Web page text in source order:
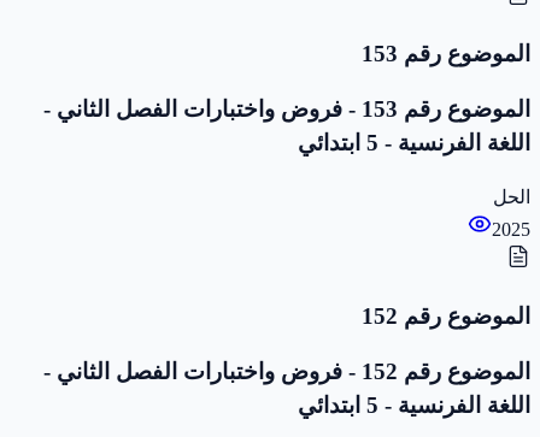
الموضوع رقم 153
الموضوع رقم 153 - فروض واختبارات الفصل الثاني -
اللغة الفرنسية - 5 ابتدائي
الحل
2025
الموضوع رقم 152
الموضوع رقم 152 - فروض واختبارات الفصل الثاني -
اللغة الفرنسية - 5 ابتدائي